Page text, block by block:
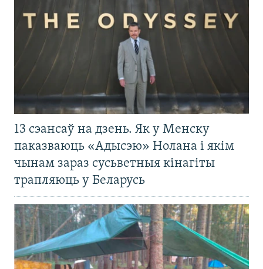
13 сэансаў на дзень. Як у Менску
паказваюць «Адысэю» Нолана і якім
чынам зараз сусьветныя кінагіты
трапляюць у Беларусь